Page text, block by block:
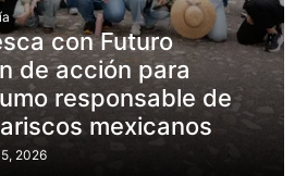
con Futuro
de acción para
responsable de
mexicanos
2026